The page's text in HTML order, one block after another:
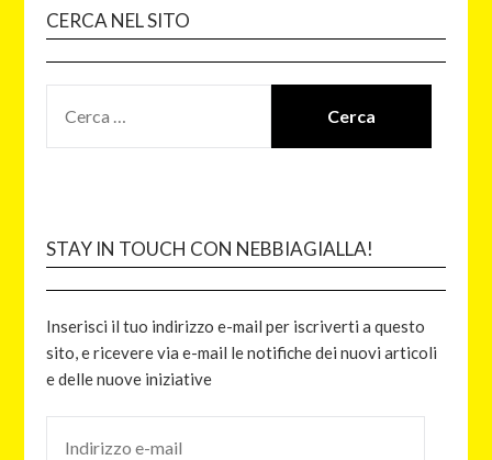
CERCA NEL SITO
STAY IN TOUCH CON NEBBIAGIALLA!
Inserisci il tuo indirizzo e-mail per iscriverti a questo
sito, e ricevere via e-mail le notifiche dei nuovi articoli
e delle nuove iniziative